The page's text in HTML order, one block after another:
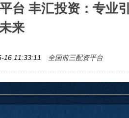
台 丰汇投资：专业
来
16 11:33:11 全国前三配资平台